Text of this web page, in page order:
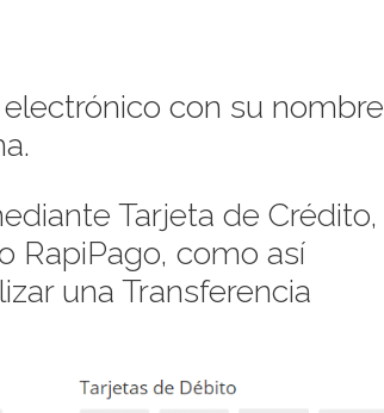
con su nombre
Tarjeta de Crédito,
RapiPago, como así
una Transferencia